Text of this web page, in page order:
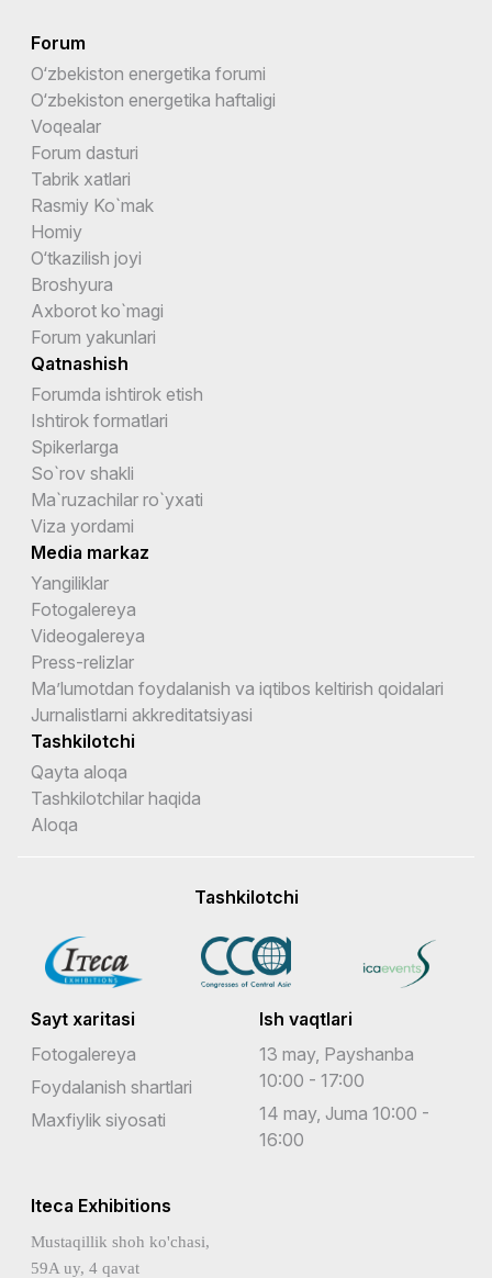
Forum
O‘zbekiston energetika forumi
O‘zbekiston energetika haftaligi
Voqealar
Forum dasturi
Tabrik xatlari
Rasmiy Ko`mak
Homiy
O‘tkazilish joyi
Broshyura
Axborot ko`magi
Forum yakunlari
Qatnashish
Forumda ishtirok etish
Ishtirok formatlari
Spikerlarga
So`rov shakli
Ma`ruzachilar ro`yxati
Viza yordami
Media markaz
Yangiliklar
Fotogalereya
Videogalereya
Press-relizlar
Ma’lumotdan foydalanish va iqtibos keltirish qoidalari
Jurnalistlarni akkreditatsiyasi
Tashkilotchi
Qayta aloqa
Tashkilotchilar haqida
Aloqa
Tashkilotchi
Sayt xaritasi
Fotogalereya
Foydalanish shartlari
Maxfiylik siyosati
Ish vaqtlari
13 may, Payshanba
10:00 - 17:00
14 may, Juma 10:00 -
16:00
Iteca Exhibitions
Mustaqillik shoh ko'chasi,
59A uy, 4 qavat